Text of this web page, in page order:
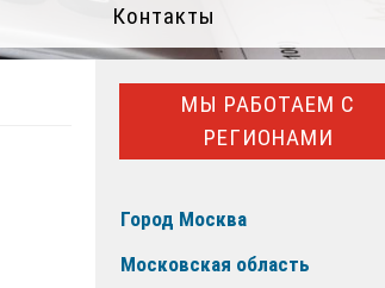
Контакты
МЫ РАБОТАЕМ С
РЕГИОНАМИ
Город Москва
Московская область